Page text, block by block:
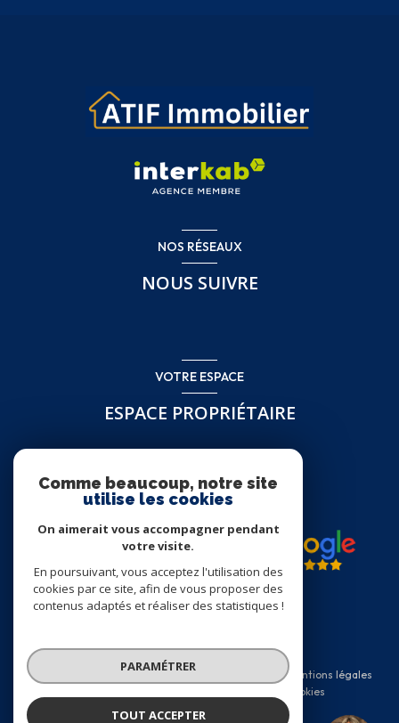
NOS RÉSEAUX
NOUS SUIVRE
VOTRE ESPACE
ESPACE PROPRIÉTAIRE
© 2026 | Tous droits réservés
Nos honoraires
Nos partenaires
Mentions légales
Cookies
Comme beaucoup, notre site
utilise les cookies
On aimerait vous accompagner pendant
votre visite.
En poursuivant, vous acceptez l'utilisation des
cookies par ce site, afin de vous proposer des
contenus adaptés et réaliser des statistiques !
PARAMÉTRER
TOUT ACCEPTER